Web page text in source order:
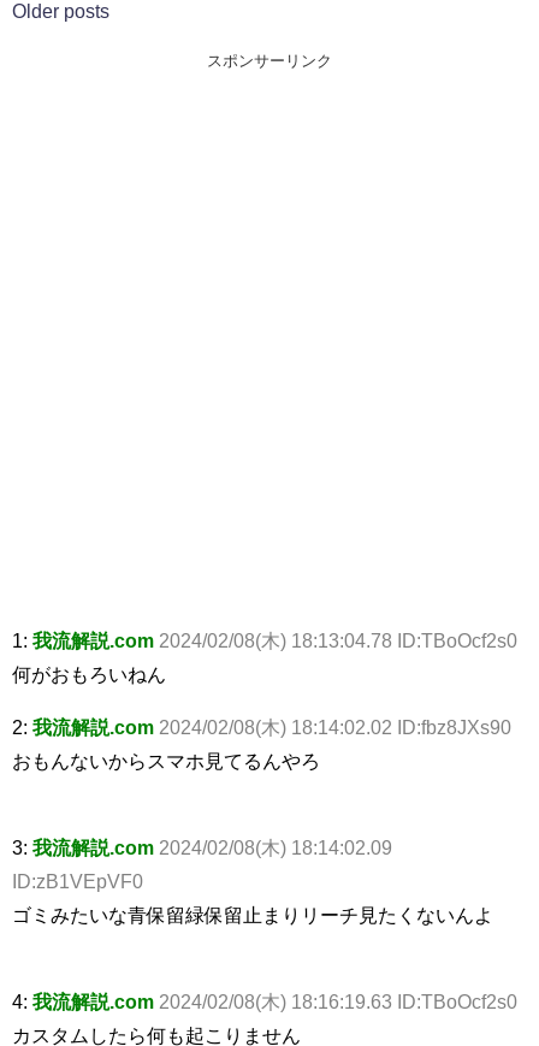
Older posts
スポンサーリンク
1: 我流解説.com 2024/02/08(木) 18:13:04.78 ID:TBoOcf2s0
何がおもろいねん
2: 我流解説.com 2024/02/08(木) 18:14:02.02 ID:fbz8JXs90
おもんないからスマホ見てるんやろ
3: 我流解説.com 2024/02/08(木) 18:14:02.09
ID:zB1VEpVF0
ゴミみたいな青保留緑保留止まりリーチ見たくないんよ
4: 我流解説.com 2024/02/08(木) 18:16:19.63 ID:TBoOcf2s0
カスタムしたら何も起こりません